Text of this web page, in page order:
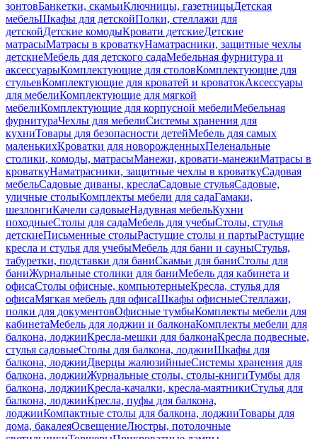
зонтовБанкетки, скамьиКлючницы, газетницыДетская
мебельШкафы для детскойПолки, стеллажи для
детскойДетские комодыКровати детскиеДетские
матрасыМатрасы в кроваткуНаматрасники, защитные чехлы
детскиеМебель для детского садаМебельная фурнитура и
аксессуарыКомплектующие для столовКомплектующие для
стульевКомплектующие для кроватей и кроватокАксессуары
для мебелиКомплектующие для мягкой
мебелиКомплектующие для корпусной мебелиМебельная
фурнитураЧехлы для мебелиСистемы хранения для
кухниТовары для безопасности детейМебель для самых
маленькихКроватки для новорожденныхПеленальные
столики, комоды, матрасыМанежи, кровати-манежиМатрасы в
кроваткуНаматрасники, защитные чехлы в кроваткуСадовая
мебельСадовые диваны, креслаСадовые стульяСадовые,
уличные столыКомплекты мебели для садаГамаки,
шезлонгиКачели садовыеНадувная мебельКухни
походныеСтолы для садаМебель для учебыСтолы, стулья
детскиеПисьменные столыРастущие столы и партыРастущие
кресла и стулья для учебыМебель для бани и сауныСтулья,
табуретки, подставки для баниСкамьи для баниСтолы для
баниЖурнальные столики для баниМебель для кабинета и
офисаСтолы офисные, компьютерныеКресла, стулья для
офисаМягкая мебель для офисаШкафы офисныеСтеллажи,
полки для документовОфисные тумбыКомплекты мебели для
кабинетаМебель для лоджии и балконаКомплекты мебели для
балкона, лоджииКресла-мешки для балконаКресла подвесные,
стулья садовыеСтолы для балкона, лоджииШкафы для
балкона, лоджииДверцы жалюзийныеСистемы хранения для
балкона, лоджииЖурнальные столы, столы-книгиТумбы для
балкона, лоджииКресла-качалки, кресла-маятникиСтулья для
балкона, лоджииКресла, пуфы для балкона,
лоджииКомпактные столы для балкона, лоджииТовары для
дома, бакалеяОсвещениеЛюстры, потолочные